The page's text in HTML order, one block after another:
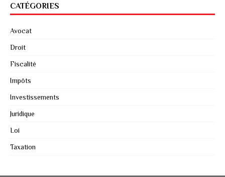
CATÉGORIES
Avocat
Droit
Fiscalité
Impôts
Investissements
Juridique
Loi
Taxation